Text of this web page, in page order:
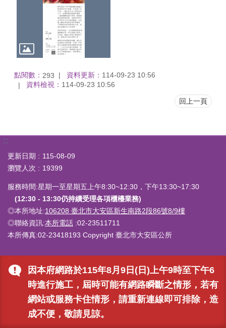
因本府網路於115年8月9日(日)上午9時至下午6
時進行施工，屆時可能有網路瞬斷之情形，若有
網站或服務卡住情形，請重新連線即可排除，造
成不便，敬請見諒。
點閱數： 293 資料更新： 114-09-23 10:56
資料檢視： 114-09-23 10:56
回上一頁
:::
更新日期
115-08-09
瀏覽人次
19399
服務時間:星期一至星期五上午8:30~12:30，下午13:30~17:30
(12:30 - 13:30仍持續受理各項櫃檯業務)
◎本所地址:106208 臺北市大安區新生南路2段86號8/9樓
◎聯絡資訊:本所電話 :02-23511711
本所傳真:02-23418193 Copyright 臺北市大安區公所